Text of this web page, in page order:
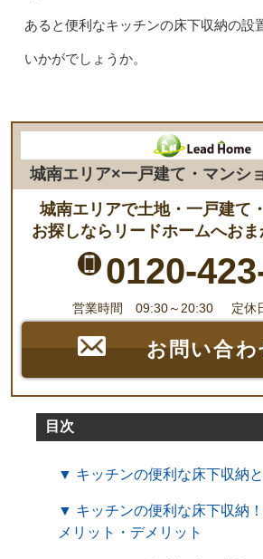
あると便利なキッチンの床下収納の設
いかがでしょうか。
城南エリア×一戸建て・マンシ
城南エリアで土地・一戸建て
お探しならリードホームへおま
0120-
営業時間 09:30～20:30 定休
お問い合わ
目次
▼ キッチンの便利な床下収納
▼ キッチンの便利な床下収納
メリット・デメリット